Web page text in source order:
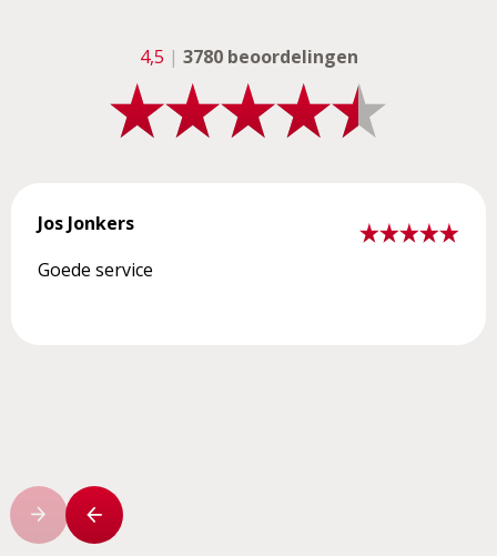
4,5 | 3780 beoordelingen
Jos Jonkers
Goede service